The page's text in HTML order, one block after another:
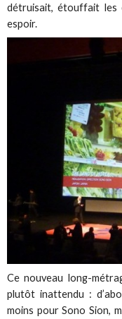
détruisait, étouffait
espoir.
Ce nouveau long-
plutôt inattendu :
moins pour Sono Sion,